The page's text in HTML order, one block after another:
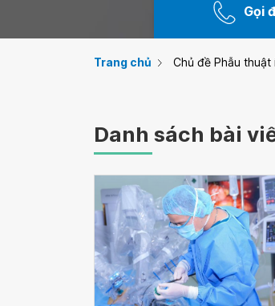
Gọi
Trang chủ Chủ đề Phẫu thuật
Danh sách bài